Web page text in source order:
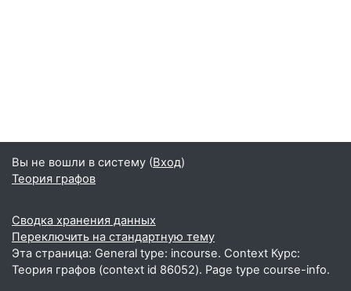
Вы не вошли в систему (Вход)
Теория графов
Сводка хранения данных
Переключить на стандартную тему
Эта страница: General type: incourse. Context Курс:
Теория графов (context id 86052). Page type course-info.